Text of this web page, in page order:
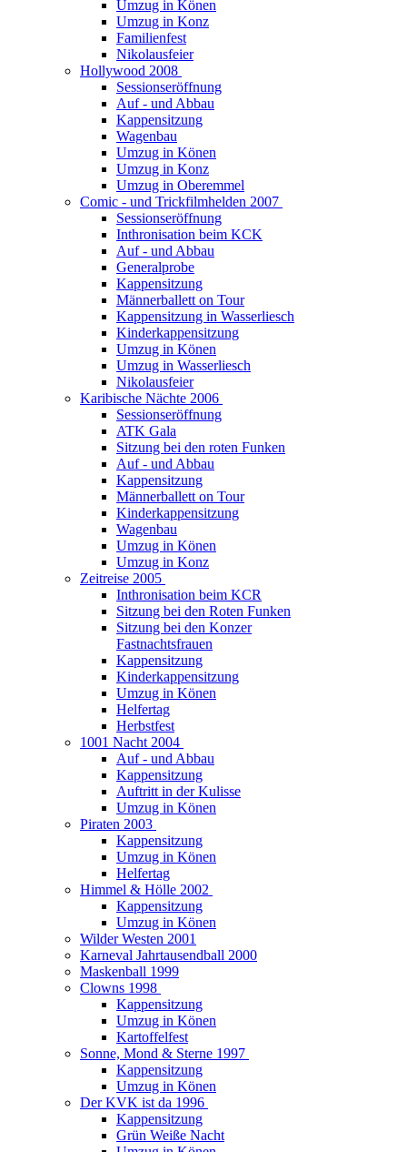
Umzug in Könen
Umzug in Konz
Familienfest
Nikolausfeier
Hollywood 2008
Sessionseröffnung
Auf - und Abbau
Kappensitzung
Wagenbau
Umzug in Könen
Umzug in Konz
Umzug in Oberemmel
Comic - und Trickfilmhelden 2007
Sessionseröffnung
Inthronisation beim KCK
Auf - und Abbau
Generalprobe
Kappensitzung
Männerballett on Tour
Kappensitzung in Wasserliesch
Kinderkappensitzung
Umzug in Könen
Umzug in Wasserliesch
Nikolausfeier
Karibische Nächte 2006
Sessionseröffnung
ATK Gala
Sitzung bei den roten Funken
Auf - und Abbau
Kappensitzung
Männerballett on Tour
Kinderkappensitzung
Wagenbau
Umzug in Könen
Umzug in Konz
Zeitreise 2005
Inthronisation beim KCR
Sitzung bei den Roten Funken
Sitzung bei den Konzer
Fastnachtsfrauen
Kappensitzung
Kinderkappensitzung
Umzug in Könen
Helfertag
Herbstfest
1001 Nacht 2004
Auf - und Abbau
Kappensitzung
Auftritt in der Kulisse
Umzug in Könen
Piraten 2003
Kappensitzung
Umzug in Könen
Helfertag
Himmel & Hölle 2002
Kappensitzung
Umzug in Könen
Wilder Westen 2001
Karneval Jahrtausendball 2000
Maskenball 1999
Clowns 1998
Kappensitzung
Umzug in Könen
Kartoffelfest
Sonne, Mond & Sterne 1997
Kappensitzung
Umzug in Könen
Der KVK ist da 1996
Kappensitzung
Grün Weiße Nacht